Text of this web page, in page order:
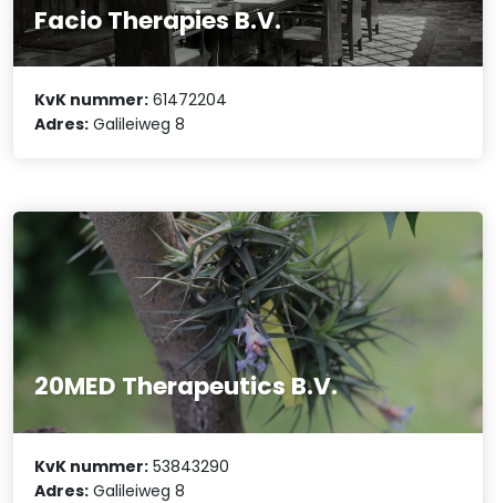
Facio Therapies B.V.
KvK nummer: 61472204
Adres: Galileiweg 8
20MED Therapeutics B.V.
KvK nummer: 53843290
Adres: Galileiweg 8